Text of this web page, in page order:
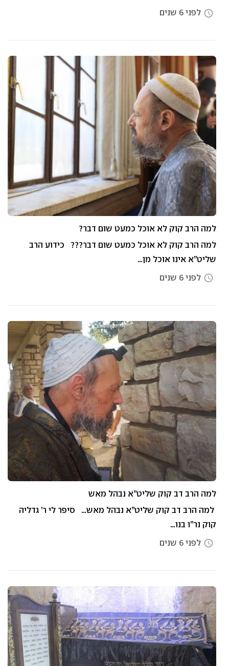
access_time לפני 6 שנים
למה הרב קוק לא אוכל כמעט שום דבר?
למה הרב קוק לא אוכל כמעט שום דבר??? כידוע הרב
שליט”א אינו אוכל מן…
access_time לפני 6 שנים
למה הרב דב קוק שליט”א נבהל מאש
למה הרב דב קוק שליט”א נבהל מאש… סיפר לי ר’ גדליה
קוק נר”ו בנו…
access_time לפני 6 שנים